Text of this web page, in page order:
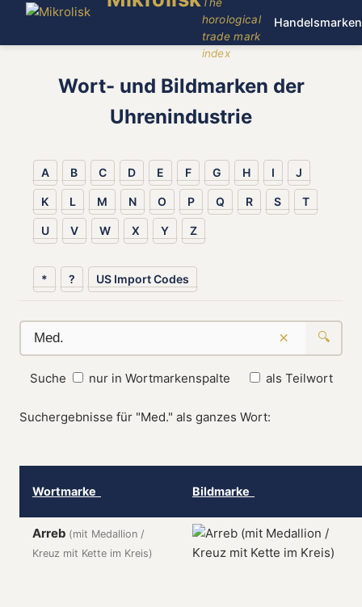
horological
trade mark
index
Handelsmarken
Wort- und Bildmarken der
Uhrenindustrie
A B C D E F G H I J
K L M N O P Q R S T
U V W X Y Z
* ? US Import Codes
× 🔍
Suche nur in Wortmarkenspalte als Teilwort
Suchergebnisse für "Med." als ganzes Wort:
Wortmarke Bildmarke
Arreb (mit Medallion /
Kreuz mit Kette im Kreis)